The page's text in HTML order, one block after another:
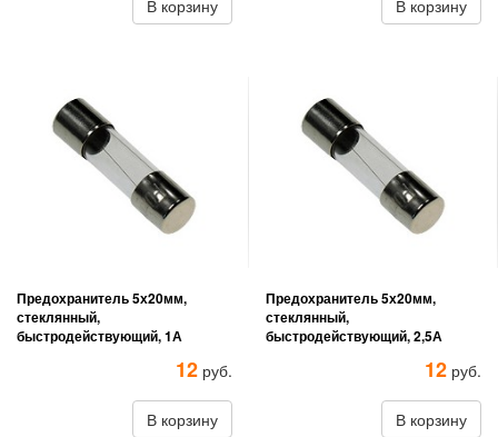
В корзину В корзину
Предохранитель 5х20мм,
стеклянный,
быстродействующий, 1А
12 руб.
В корзину
Предохранитель 5х20мм,
стеклянный,
быстродействующий, 2,5А
12 руб.
В корзину